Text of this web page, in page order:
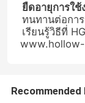
ยืดอายุการใ
ทนทานต่อกา
เรียนรู้วิธีที่